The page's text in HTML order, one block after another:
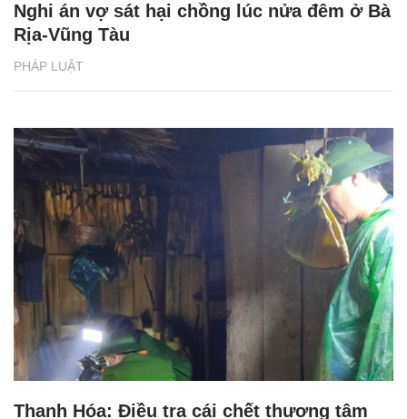
PHÁP LUẬT
Nghi án vợ sát hại chồng lúc nửa đêm ở Bà
Rịa-Vũng Tàu
Thanh Hóa: Điều tra cái chết thương tâm